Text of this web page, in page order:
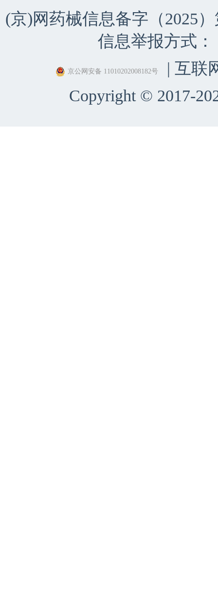
(京)网药械信息备字（2025
信息举报方式：
京公网安备 11010202008182号
| 互联
Copyright © 2017-